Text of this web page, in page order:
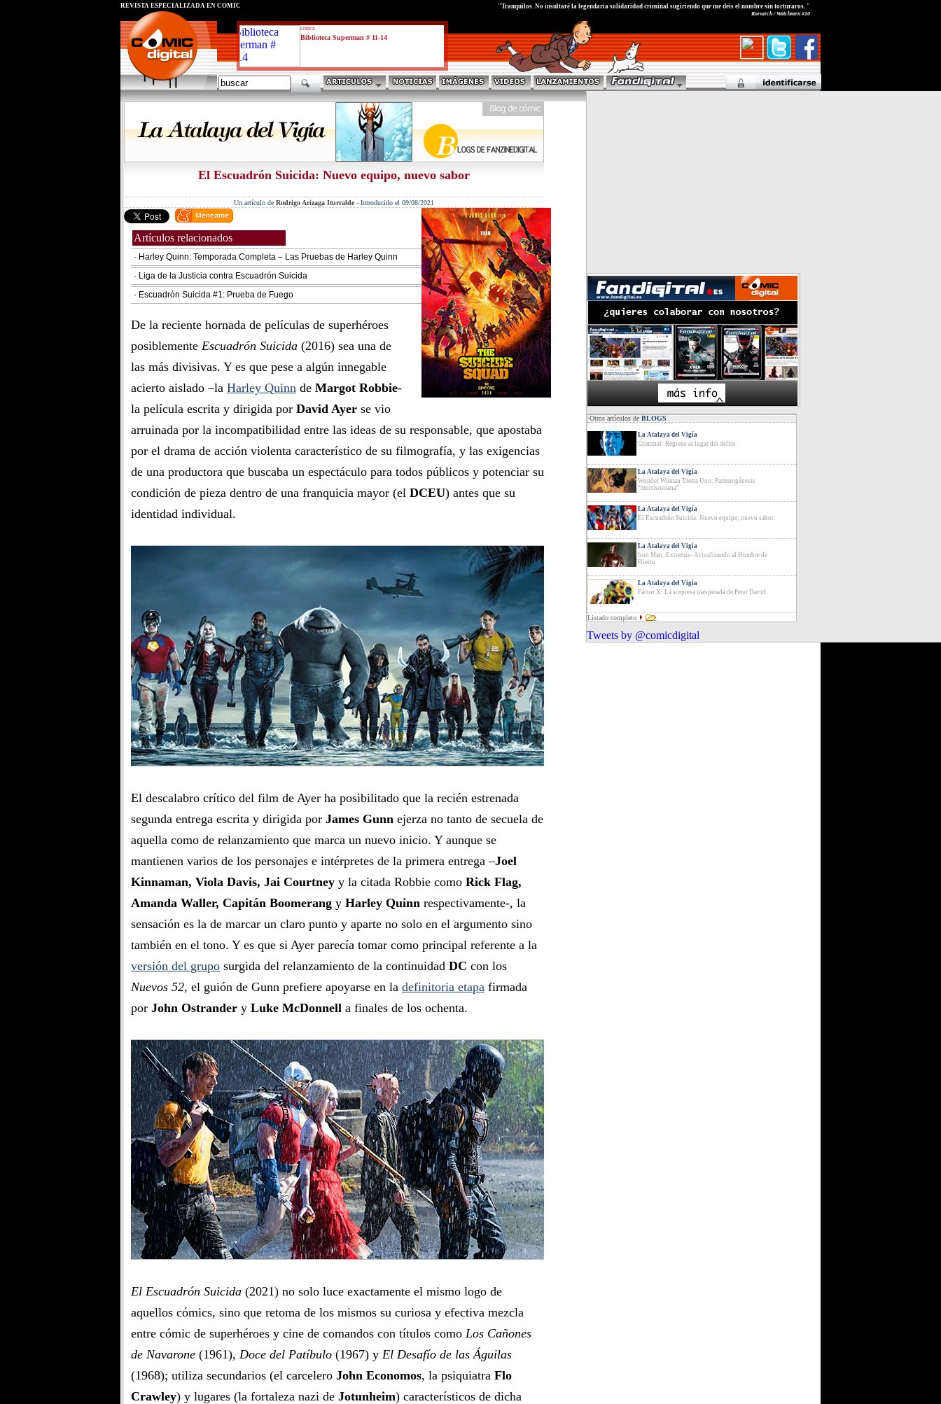
critica
Biblioteca Superman # 11-14
REVISTA ESPECIALIZADA EN CÓMIC "Tranquilos. No insultaré la legendaria solidaridad criminal sugiriendo que me deis el nombre sin torturaros. "
Rorsarch / Watchmen #10
El Escuadrón Suicida: Nuevo equipo, nuevo sabor
Un artículo de Rodrigo Arizaga Iturralde - Introducido el 09/08/2021
Artículos relacionados
· Harley Quinn: Temporada Completa – Las Pruebas de Harley Quinn
· Liga de la Justicia contra Escuadrón Suicida
· Escuadrón Suicida #1: Prueba de Fuego
De la reciente hornada de películas de superhéroes
posiblemente Escuadrón Suicida (2016) sea una de
las más divisivas. Y es que pese a algún innegable
acierto aislado –la Harley Quinn de Margot Robbie-
la película escrita y dirigida por David Ayer se vio
arruinada por la incompatibilidad entre las ideas de su responsable, que apostaba
por el drama de acción violenta característico de su filmografía, y las exigencias
de una productora que buscaba un espectáculo para todos públicos y potenciar su
condición de pieza dentro de una franquicia mayor (el DCEU) antes que su
identidad individual.
El descalabro crítico del film de Ayer ha posibilitado que la recién estrenada
segunda entrega escrita y dirigida por James Gunn ejerza no tanto de secuela de
aquella como de relanzamiento que marca un nuevo inicio. Y aunque se
mantienen varios de los personajes e intérpretes de la primera entrega –Joel
Kinnaman, Viola Davis, Jai Courtney y la citada Robbie como Rick Flag,
Amanda Waller, Capitán Boomerang y Harley Quinn respectivamente-, la
sensación es la de marcar un claro punto y aparte no solo en el argumento sino
también en el tono. Y es que si Ayer parecía tomar como principal referente a la
versión del grupo surgida del relanzamiento de la continuidad DC con los
Nuevos 52, el guión de Gunn prefiere apoyarse en la definitoria etapa firmada
por John Ostrander y Luke McDonnell a finales de los ochenta.
El Escuadrón Suicida (2021) no solo luce exactamente el mismo logo de
aquellos cómics, sino que retoma de los mismos su curiosa y efectiva mezcla
entre cómic de superhéroes y cine de comandos con títulos como Los Cañones
de Navarone (1961), Doce del Patíbulo (1967) y El Desafío de las Águilas
(1968); utiliza secundarios (el carcelero John Economos, la psiquiatra Flo
Crawley) y lugares (la fortaleza nazi de Jotunheim) característicos de dicha
·Otros artículos deBLOGS
La Atalaya del Vigía
Criminal: Regreso al lugar del delito
La Atalaya del Vigía
Wonder Woman Tierra Uno: Partenogénesis
“morrisoniana”
La Atalaya del Vigía
El Escuadrón Suicida: Nuevo equipo, nuevo sabor
La Atalaya del Vigía
Iron Man: Extremis- Actualizando al Hombre de
Hierro
La Atalaya del Vigía
Factor X: La sorpresa inesperada de Peter David
Listado completo
Tweets by @comicdigital